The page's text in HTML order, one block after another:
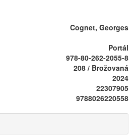
Cognet, Georges
Portál
978-80-262-2055-8
208 / Brožovaná
2024
22307905
9788026220558